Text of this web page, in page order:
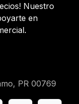
Nuestro
en
PR 00769